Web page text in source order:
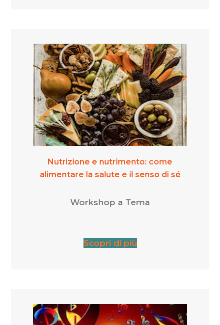
Nutrizione e nutrimento: come
alimentare la salute e il senso di sé
Workshop a Tema
Scopri di più